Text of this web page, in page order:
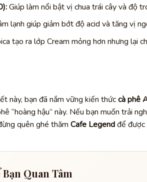
Giúp làm nổi bật vị chua trái cây và độ
lạnh giúp giảm bớt độ acid và tăng vị
tạo ra lớp Cream mỏng hơn nhưng lại
này, bạn đã nắm vững kiến thứccà phê
“hoàng hậu” này. Nếu bạn muốn trải
quên ghé thăm Cafe Legendđể được
Quan Tâm